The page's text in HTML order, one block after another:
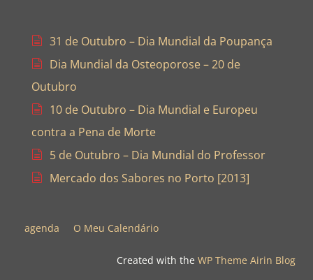
31 de Outubro – Dia Mundial da Poupança
Dia Mundial da Osteoporose – 20 de
Outubro
10 de Outubro – Dia Mundial e Europeu
contra a Pena de Morte
5 de Outubro – Dia Mundial do Professor
Mercado dos Sabores no Porto [2013]
agenda O Meu Calendário
Created with the WP Theme Airin Blog